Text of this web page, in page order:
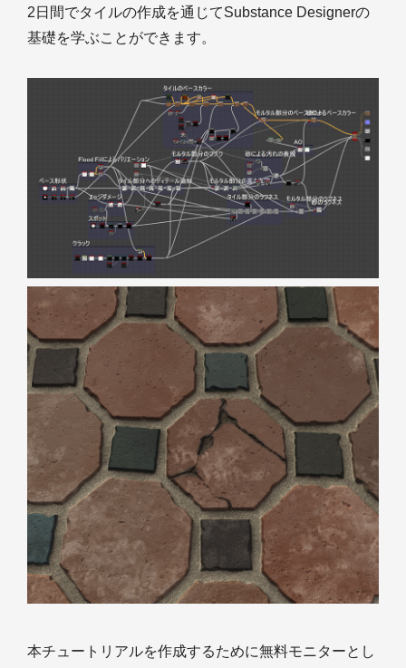
2日間でタイルの作成を通じてSubstance Designerの
基礎を学ぶことができます。
本チュートリアルを作成するために無料モニターとし